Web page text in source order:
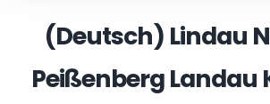
(Deutsch) Lindau
Peißenberg Landau